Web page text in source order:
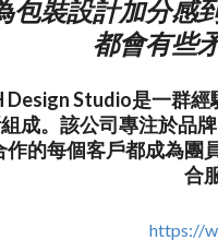
包裝設計加分感
都會有些
Design Studio是一群
成。該公司專注於品
作的每個客戶都成為團
合
https://